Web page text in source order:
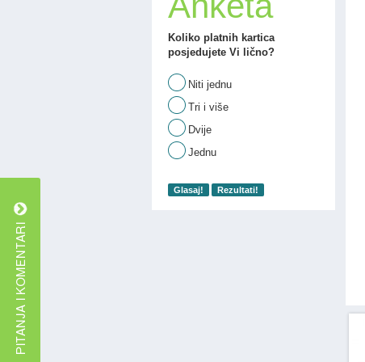
Koliko platnih kartica
posjedujete Vi lično?
Niti jednu
Tri i više
Dvije
Jednu
Glasaj! Rezultati!